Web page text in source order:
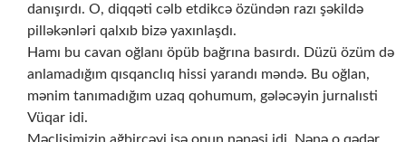
danışırdı. O, diqqəti cəlb etdikcə özündən razı şəkildə
pilləkənləri qalxıb bizə yaxınlaşdı.
Hamı bu cavan oğlanı öpüb bağrına basırdı. Düzü özüm də
anlamadığım qısqanclıq hissi yarandı məndə. Bu oğlan,
mənim tanımadığım uzaq qohumum, gələcəyin jurnalısti
Vüqar idi.